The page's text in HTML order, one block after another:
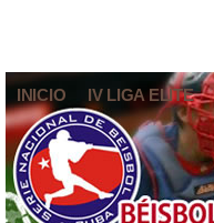
INICIO IV LIGA ELITE